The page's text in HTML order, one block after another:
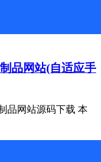
品网站(自适应手
品网站源码下载 本